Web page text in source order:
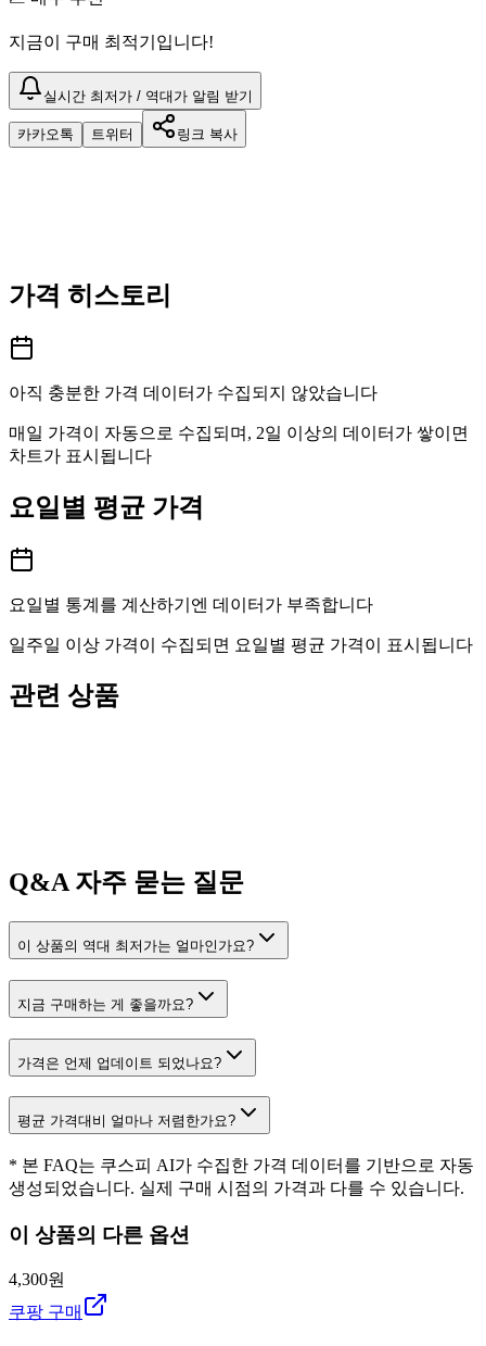
지금이 구매 최적기입니다!
실시간 최저가 / 역대가 알림 받기
카카오톡 트위터 링크 복사
가격 히스토리
아직 충분한 가격 데이터가 수집되지 않았습니다
매일 가격이 자동으로 수집되며, 2일 이상의 데이터가 쌓이면
차트가 표시됩니다
요일별 평균 가격
요일별 통계를 계산하기엔 데이터가 부족합니다
일주일 이상 가격이 수집되면 요일별 평균 가격이 표시됩니다
관련 상품
Q&A자주 묻는 질문
이 상품의 역대 최저가는 얼마인가요?
지금 구매하는 게 좋을까요?
가격은 언제 업데이트 되었나요?
평균 가격대비 얼마나 저렴한가요?
* 본 FAQ는 쿠스피 AI가 수집한 가격 데이터를 기반으로 자동
생성되었습니다. 실제 구매 시점의 가격과 다를 수 있습니다.
이 상품의 다른 옵션
4,300원
쿠팡 구매